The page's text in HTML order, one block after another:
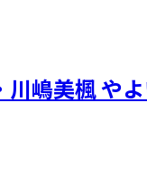
嶋美楓 や